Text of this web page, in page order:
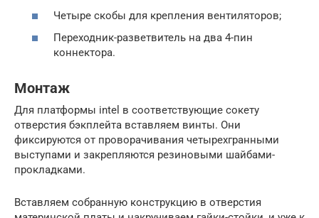
Четыре скобы для крепления вентиляторов;
Переходник-разветвитель на два 4-пин
коннектора.
Монтаж
Для платформы intel в соответствующие сокету
отверстия бэкплейта вставляем винты. Они
фиксируются от проворачивания четырехгранными
выступами и закрепляются резиновыми шайбами-
прокладками.
Вставляем собранную конструкцию в отверстия